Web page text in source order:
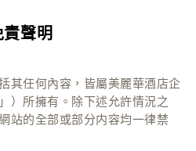
責聲明
其任何內容，皆屬美麗華酒店企
）所擁有。除下述允許情況之
站的全部或部分内容均一律禁